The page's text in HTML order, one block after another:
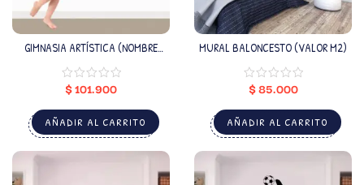
GIMNASIA ARTÍSTICA (NOMBRE
$101.900
AÑADIR AL CARRITO
MURAL BALONCESTO (VALOR M2)
$85.000
AÑADIR AL CARRITO